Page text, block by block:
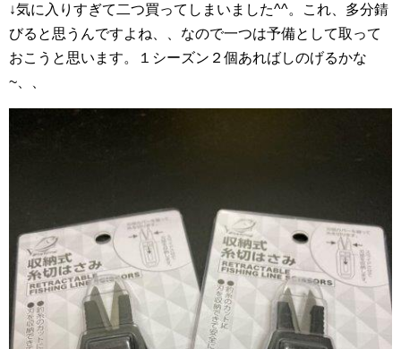
↓気に入りすぎて二つ買ってしまいました^^。これ、多分錆
びると思うんですよね、、なので一つは予備として取って
おこうと思います。１シーズン２個あればしのげるかな
~、、